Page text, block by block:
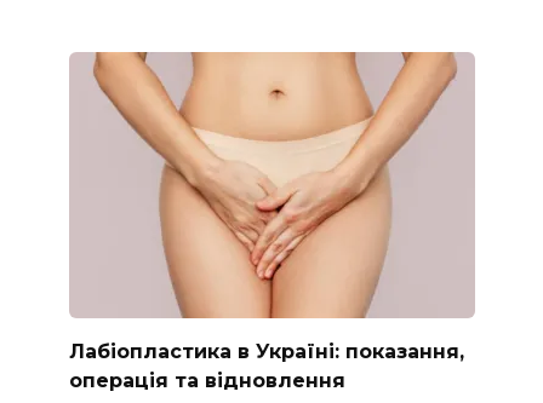
Лабіопластика в Україні: показання,
операція та відновлення